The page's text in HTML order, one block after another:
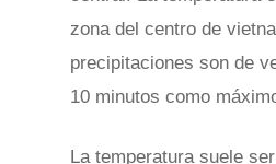
zona del centro de
precipitaciones son de
10 minutos como
La temperatura suele